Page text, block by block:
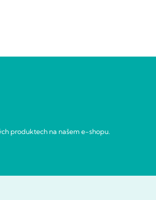
produktech na našem e-shopu.